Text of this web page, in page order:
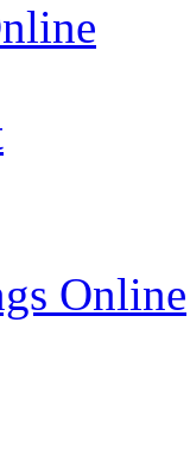
Online